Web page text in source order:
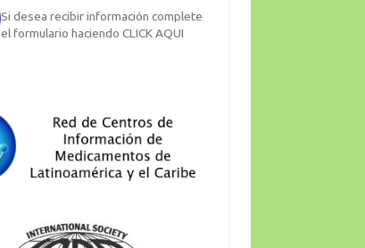
Si desea recibir información complete
el formulario haciendo CLICK AQUI